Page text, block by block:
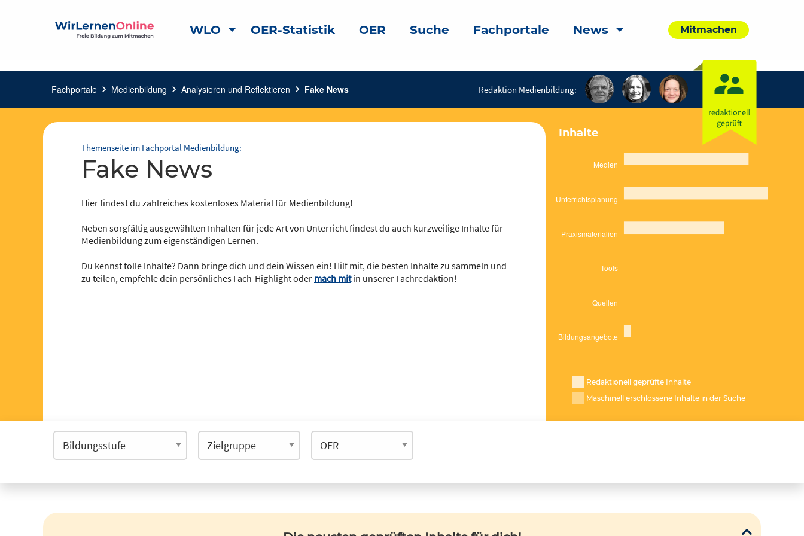
WLO OER-Statistik OER Suche Fachportale News Mitmachen
Fachportale chevron_right Medienbildung chevron_right Analysieren und Reflektieren chevron_right Fake News Redaktion Medienbildung:
Themenseite im Fachportal Medienbildung:
Fake News
Hier findest du zahlreiches kostenloses Material für Medienbildung!
Neben sorgfältig ausgewählten Inhalten für jede Art von Unterricht findest du auch kurzweilige Inhalte für
Medienbildung zum eigenständigen Lernen.
Du kennst tolle Inhalte? Dann bringe dich und dein Wissen ein! Hilf mit, die besten Inhalte zu sammeln und
zu teilen, empfehle dein persönliches Fach-Highlight oder mach mitin unserer Fachredaktion!
Inhalte
Redaktionell geprüfte Inhalte
Maschinell erschlossene Inhalte in der Suche